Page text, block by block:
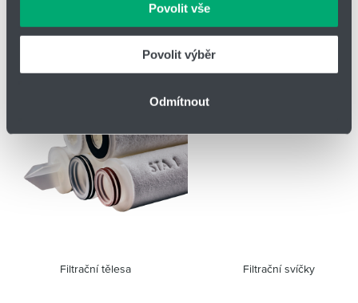
Povolit vše
Povolit výběr
Odmítnout
Filtrační tělesa Filtrační svíčky